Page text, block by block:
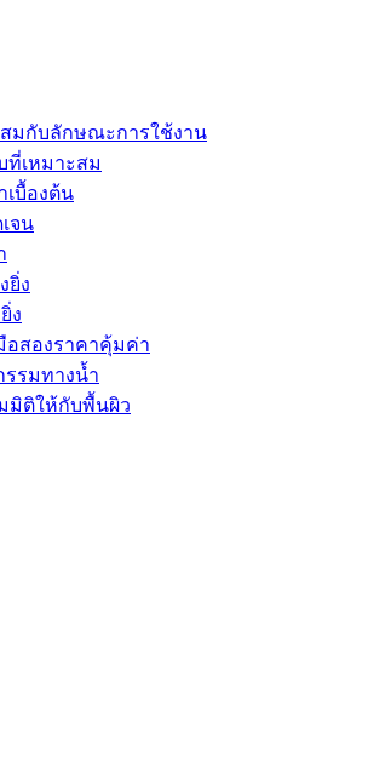
สมกับลักษณะการใช้งาน
ที่เหมาะสม
เบื้องต้น
จน
ยิ่ง
ง
อสองราคาคุ้มค่า
รรมทางน้ำ
มิติให้กับพื้นผิว